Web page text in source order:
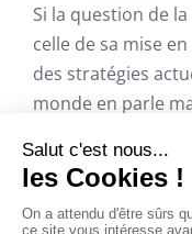
Si la question de
celle de sa mise
des stratégies
monde en parle
Le décalage
métiers est un